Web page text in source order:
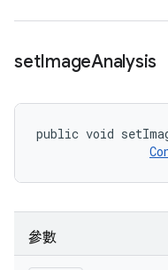
setImageAnalysis
public void
參數